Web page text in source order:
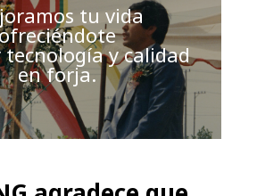
tu vida
y calidad
en forja.